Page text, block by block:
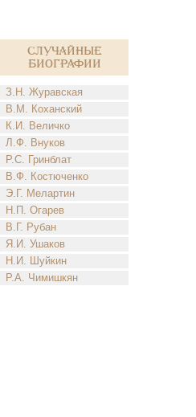
Случайные
биографии
З.Н. Журавская
В.М. Коханский
К.И. Величко
Л.Ф. Внуков
Р.С. Гринблат
В.Ф. Костюченко
Э.Г. Мелартин
Н.П. Огарев
В.Г. Рубан
Я.И. Ушаков
Н.И. Шуйкин
Р.А. Чимишкян